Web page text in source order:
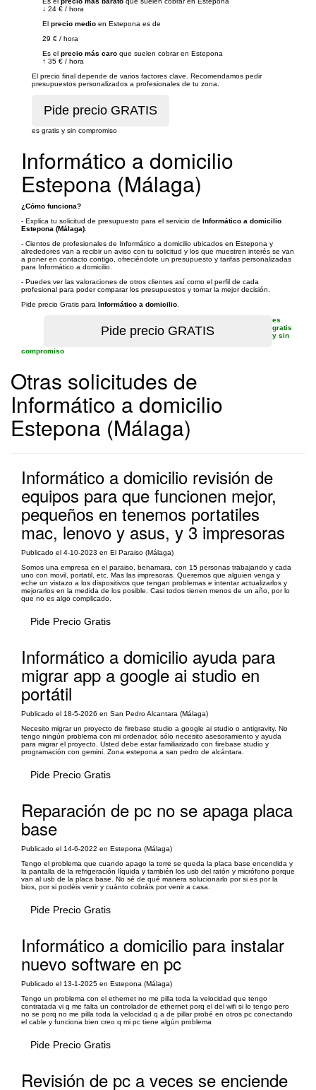
↓ 24 € / hora
El precio medio en Estepona es de
29 € / hora
Es el precio más caro que suelen cobrar en Estepona
↑ 35 € / hora
El precio final depende de varios factores clave. Recomendamos pedir
presupuestos personalizados a profesionales de tu zona.
es gratis y sin compromiso
Informático a domicilio
Estepona (Málaga)
¿Cómo funciona?
- Explica tu solicitud de presupuesto para el servicio de Informático a domicilio
Estepona (Málaga)
- Cientos de profesionales de Informático a domicilio ubicados en Estepona y
alrededores van a recibir un aviso con tu solicitud y los que muestren interés se van
a poner en contacto contigo, ofreciéndote un presupuesto y tarifas personalizadas
para Informático a domicilio.
- Puedes ver las valoraciones de otros clientes así como el perfil de cada
profesional para poder comparar los presupuestos y tomar la mejor decisión.
Pide precio Gratis para Informático a domicilio
es
gratis
y sin
compromiso
Otras solicitudes de
Informático a domicilio
Estepona (Málaga)
Informático a domicilio revisión de
equipos para que funcionen mejor,
pequeños en tenemos portatiles
mac, lenovo y asus, y 3 impresoras
Publicado el 4-10-2023 en El Paraiso (Málaga)
Somos una empresa en el paraiso, benamara, con 15 personas trabajando y cada
uno con movil, portatil, etc. Mas las impresoras. Queremos que alguien venga y
eche un vistazo a los dispositivos que tengan problemas e intentar actualizarlos y
mejorarlos en la medida de los posible. Casi todos tienen menos de un año, por lo
que no es algo complicado.
Pide Precio Gratis
Informático a domicilio ayuda para
migrar app a google ai studio en
portátil
Publicado el 18-5-2026 en San Pedro Alcantara (Málaga)
Necesito migrar un proyecto de firebase studio a google ai studio o antigravity. No
tengo ningún problema con mi ordenador, sólo necesito asesoramiento y ayuda
para migrar el proyecto. Usted debe estar familiarizado con firebase studio y
programación con gemini. Zona estepona a san pedro de alcántara.
Pide Precio Gratis
Reparación de pc no se apaga placa
base
Publicado el 14-6-2022 en Estepona (Málaga)
Tengo el problema que cuando apago la torre se queda la placa base encendida y
la pantalla de la refrigeración líquida y también los usb del ratón y micrófono porque
van al usb de la placa base. No sé de qué manera solucionarlo por si es por la
bios, por si podéis venir y cuánto cobráis por venir a casa.
Pide Precio Gratis
Informático a domicilio para instalar
nuevo software en pc
Publicado el 13-1-2025 en Estepona (Málaga)
Tengo un problema con el ethernet no me pilla toda la velocidad que tengo
contratada vi q me falta un controlador de ethernet porq el del wifi si lo tengo pero
no se porq no me pilla toda la velocidad q a de pillar probé en otros pc conectando
el cable y funciona bien creo q mi pc tiene algún problema
Pide Precio Gratis
Revisión de pc a veces se enciende